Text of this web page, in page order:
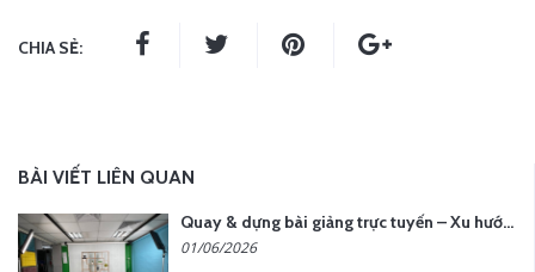
CHIA SẺ:
BÀI VIẾT LIÊN QUAN
Quay & dựng bài giảng trực tuyến – Xu hướng đào tạo thời đại số
01/06/2026